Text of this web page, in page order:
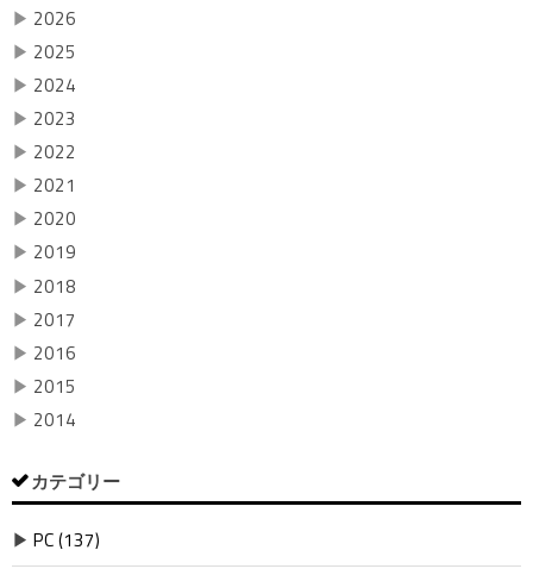
▶ 2026
▶ 2025
▶ 2024
▶ 2023
▶ 2022
▶ 2021
▶ 2020
▶ 2019
▶ 2018
▶ 2017
▶ 2016
▶ 2015
▶ 2014
カテゴリー
▶ PC (137)